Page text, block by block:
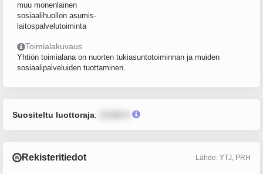
muu monenlainen
sosiaalihuollon asumis-
laitospalvelutoiminta
Toimialakuvaus
Yhtiön toimialana on nuorten tukiasuntotoiminnan ja muiden
sosiaalipalveluiden tuottaminen.
Suositeltu luottoraja:
Rekisteritiedot Lähde: YTJ, PRH